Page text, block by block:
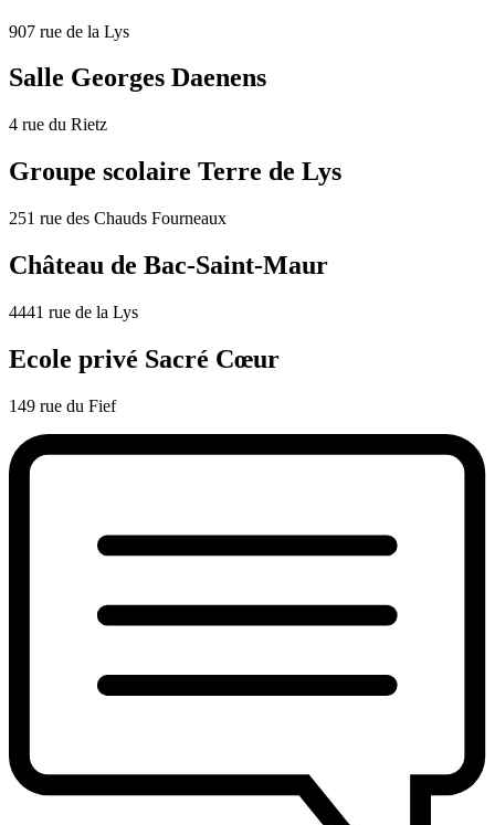
907 rue de la Lys
Salle Georges Daenens
4 rue du Rietz
Groupe scolaire Terre de Lys
251 rue des Chauds Fourneaux
Château de Bac-Saint-Maur
4441 rue de la Lys
Ecole privé Sacré Cœur
149 rue du Fief